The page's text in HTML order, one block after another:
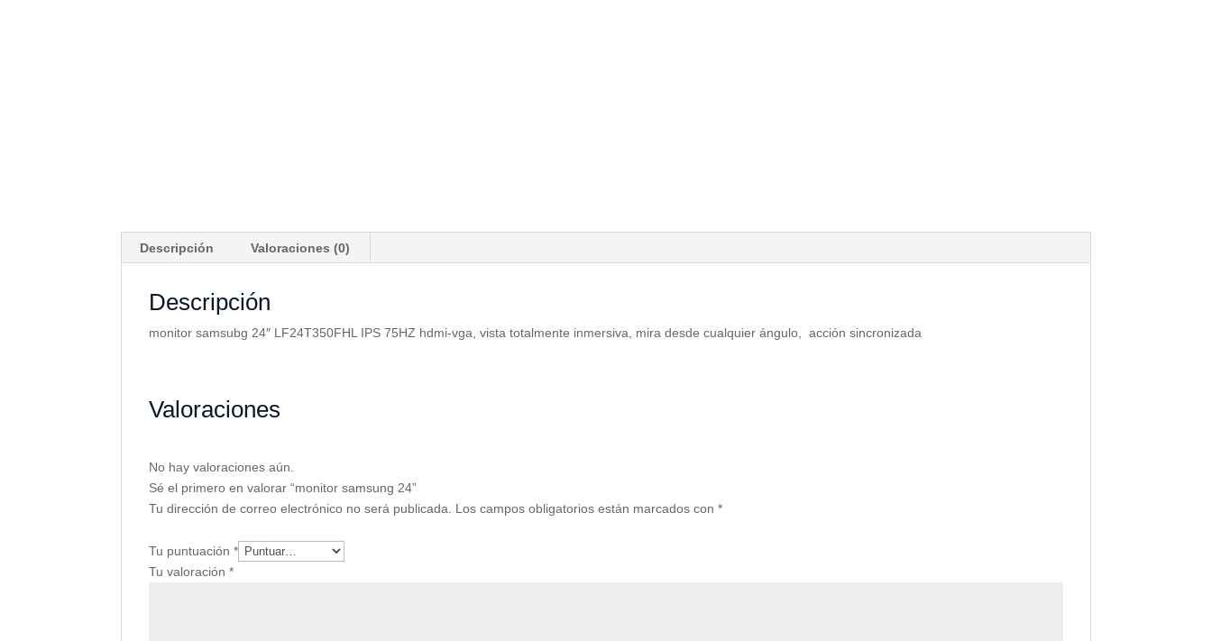
Descripción Valoraciones (0)
Descripción
monitor samsubg 24″ LF24T350FHL IPS 75HZ hdmi-vga,vista totalmente inmersiva, mira desde cualquier ángulo, acción sincronizada
Valoraciones
No hay valoraciones aún.
Sé el primero en valorar “monitor samsung 24”
Tu dirección de correo electrónico no será publicada.
Los campos obligatorios están marcados con*
Tu puntuación*
Tu valoración*